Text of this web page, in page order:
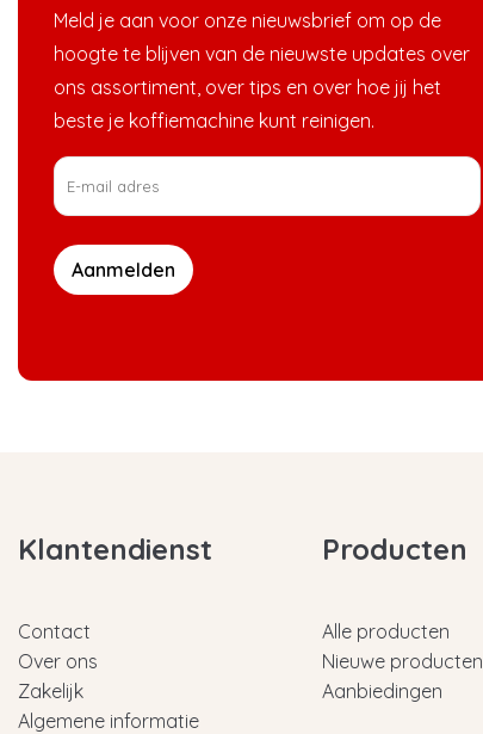
Meld je aan voor onze nieuwsbrief om op de
hoogte te blijven van de nieuwste updates over
ons assortiment, over tips en over hoe jij het
beste je koffiemachine kunt reinigen.
Aanmelden
Klantendienst
Contact
Over ons
Zakelijk
Algemene informatie
Producten
Alle producten
Nieuwe producten
Aanbiedingen